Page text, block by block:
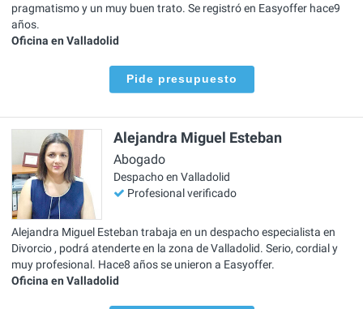
pragmatismo y un muy buen trato. Se registró en Easyoffer hace9
años.
Oficina en Valladolid
Pide presupuesto
Alejandra Miguel Esteban
Abogado
Despacho en Valladolid
Profesional verificado
Alejandra Miguel Esteban trabaja en un despacho especialista en
Divorcio , podrá atenderte en la zona de Valladolid. Serio, cordial y
muy profesional. Hace8 años se unieron a Easyoffer.
Oficina en Valladolid